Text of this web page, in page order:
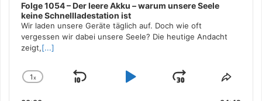
Folge 1054 – Der leere Akku – warum unsere Seele
keine Schnellladestation ist
Wir laden unsere Geräte täglich auf. Doch wie oft
vergessen wir dabei unsere Seele? Die heutige Andacht
zeigt,[...]
Change
1x
Skip
Play
Jump
Share